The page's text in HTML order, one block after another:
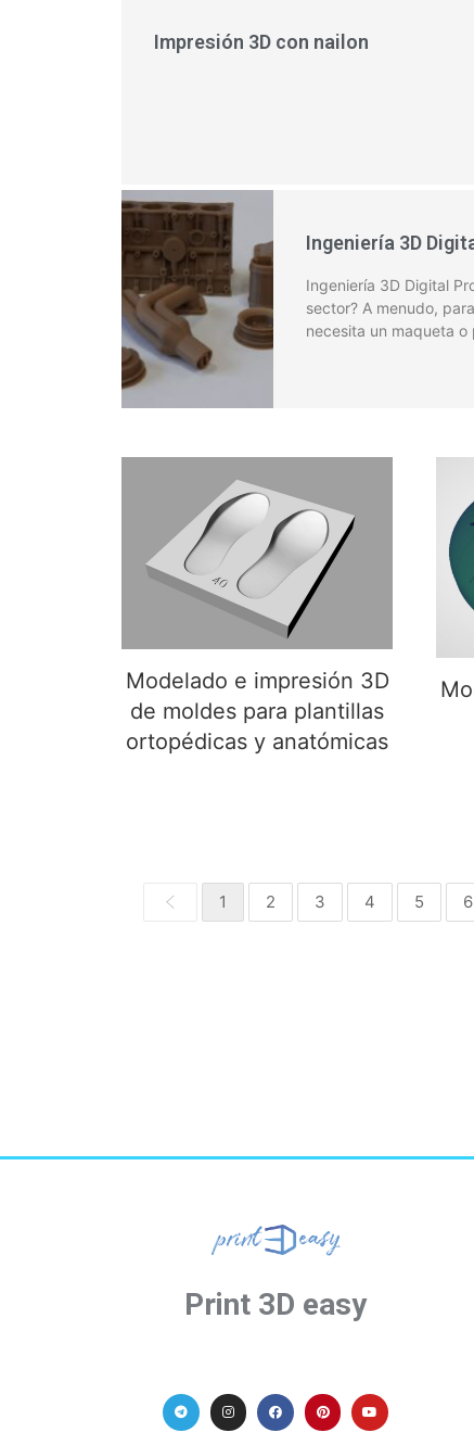
Impresión 3D con nailon
Ingeniería 3D
Ingeniería 3D Digital
sector? A menudo,
necesita un maqueta
Modelado e impresión 3D
de moldes para plantillas
ortopédicas y anatómicas
Modelado e impresión 3D
de moldes para plantillas
ortopédicas y anatómicas
1 2 3 4 5 6
Print 3D easy